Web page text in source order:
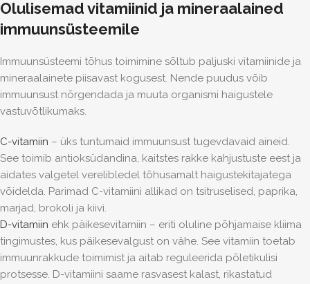
Olulisemad vitamiinid ja mineraalained
immuunsüsteemile
Immuunsüsteemi tõhus toimimine sõltub paljuski vitamiinide ja
mineraalainete piisavast kogusest. Nende puudus võib
immuunsust nõrgendada ja muuta organismi haigustele
vastuvõtlikumaks.
C-vitamiin – üks tuntumaid immuunsust tugevdavaid aineid.
See toimib antioksüdandina, kaitstes rakke kahjustuste eest ja
aidates valgetel verelibledel tõhusamalt haigustekitajatega
võidelda. Parimad C-vitamiini allikad on tsitruselised, paprika,
marjad, brokoli ja kiivi.
D-vitamiin ehk päikesevitamiin – eriti oluline põhjamaise kliima
tingimustes, kus päikesevalgust on vähe. See vitamiin toetab
immuunrakkude toimimist ja aitab reguleerida põletikulisi
protsesse. D-vitamiini saame rasvasest kalast, rikastatud